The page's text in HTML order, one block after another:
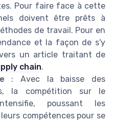
Pour faire face à cette
doivent être prêts à
de travail. Pour en
et la façon de s'y
un article traitant de
chain.
: Avec la baisse des
la compétition sur le
poussant les
compétences pour se